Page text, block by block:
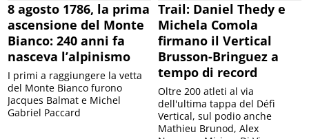
8 agosto 1786, la prima
ascensione del Monte
Bianco: 240 anni fa
nasceva l’alpinismo
I primi a raggiungere la vetta
del Monte Bianco furono
Jacques Balmat e Michel
Gabriel Paccard
Trail: Daniel Thedy e
Michela Comola
firmano il Vertical
Brusson-Bringuez a
tempo di record
Oltre 200 atleti al via
dell'ultima tappa del Défì
Vertical, sul podio anche
Mathieu Brunod, Alex